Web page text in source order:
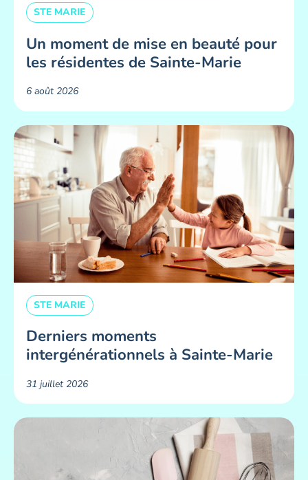
STE MARIE
Un moment de mise en beauté pour
les résidentes de Sainte-Marie ​
6 août 2026
STE MARIE
Derniers moments
intergénérationnels à Sainte-Marie
31 juillet 2026